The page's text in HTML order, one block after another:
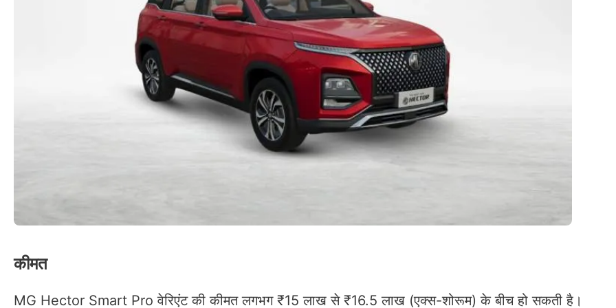
कीमत
MG Hector Smart Pro वेरिएंट की कीमत लगभग ₹15 लाख से ₹16.5 लाख (एक्स-शोरूम) के बीच हो सकती है।